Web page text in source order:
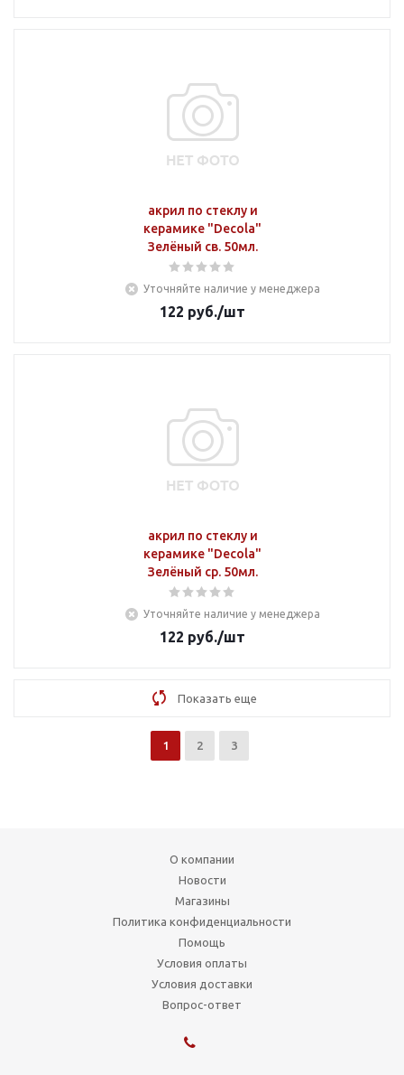
акрил по стеклу и
керамике "Decola"
Зелёный св. 50мл.
Уточняйте наличие у менеджера
122 руб./шт
акрил по стеклу и
керамике "Decola"
Зелёный ср. 50мл.
Уточняйте наличие у менеджера
122 руб./шт
Показать еще
1 2 3
О компании
Новости
Магазины
Политика конфиденциальности
Помощь
Условия оплаты
Условия доставки
Вопрос-ответ